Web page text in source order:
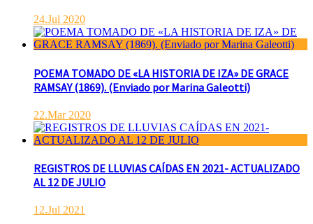
24.Jul 2020
POEMA TOMADO DE «LA HISTORIA DE IZA» DE GRACE
RAMSAY (1869). (Enviado por Marina Galeotti)
22.Mar 2020
REGISTROS DE LLUVIAS CAÍDAS EN 2021- ACTUALIZADO
AL 12 DE JULIO
12.Jul 2021